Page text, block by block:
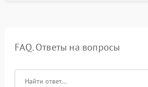
FAQ. Ответы на вопросы